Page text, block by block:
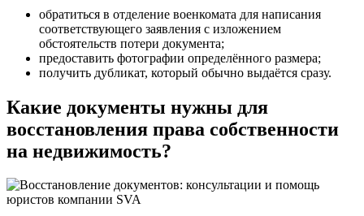
обратиться в отделение военкомата для написания
соответствующего заявления с изложением
обстоятельств потери документа;
предоставить фотографии определённого размера;
получить дубликат, который обычно выдаётся сразу.
Какие документы нужны для
восстановления права собственности
на недвижимость?